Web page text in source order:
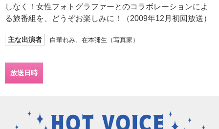
しなく！女性フォトグラファーとのコラボレーションによ
る旅番組を、どうぞお楽しみに！（2009年12月初回放送）
主な出演者 白華れみ、在本彌生（写真家）
放送日時